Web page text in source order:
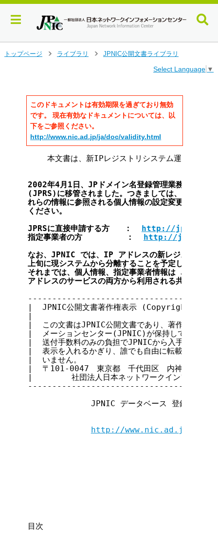
トップページ
ライブラリ
JPNIC公開文書ライブラリ
Select Language ▼
このドキュメントは有効期限を過ぎており無効
です。 現在有効なドキュメントについては、以
下をご参照ください。
http://www.nic.ad.jp/ja/doc/validity.html
本文書は、新IPレジストリシステム運用開始の
2002年4月1日、JPドメイン名登録管理業務は(株)日
(JPRS)に移管されました。つきましては、ドメイン
れらの情報に参照される個人情報の設定変更について
ください。
JPRSに直接申請する方   ： http://
指定事業者の方         ： http://
なお、JPNIC では、IP アドレスの新レジストリシ
上旬に現システムから分離することを予定しておりま
それまでは、個人情報、指定事業者情報は JP ドメ
|  JPNIC公開文書著作権表示 (Copyright
|
|  この文書はJPNIC公開文書であり、著作権は
|  メーションセンター(JPNIC)が保持していま
|  送付手数料のみの負担でJPNICから入手でき
|  表示を入れるかぎり、誰でも自由に転載・複
|  いません。
|  〒101-0047　東京都　千代田区　内神田2-
|        社団法人日本ネットワークインフォ
JPNIC データベース 登録・変更ガ
http://www.nic.ad.jp/doc/
目次